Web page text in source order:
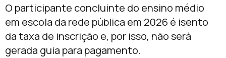
O participante concluinte do ensino médio
em escola da rede pública em 2026 é isento
da taxa de inscrição e, por isso, não será
gerada guia para pagamento.